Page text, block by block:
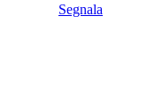
Segnala